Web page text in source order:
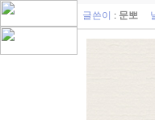
글쓴이 : 문뽀